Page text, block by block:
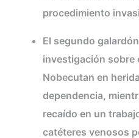
procedimiento
El segundo
investigación sobre
Nobecutan en
dependencia,
recaído en un
catéteres venosos